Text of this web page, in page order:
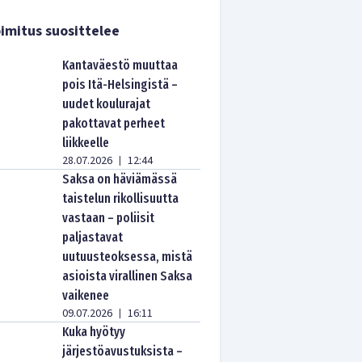
suosittelee
Kantaväestö muuttaa
pois Itä-Helsingistä –
uudet koulurajat
pakottavat perheet
liikkeelle
28.07.2026 | 12:44
Saksa on häviämässä
taistelun rikollisuutta
vastaan – poliisit
paljastavat
uutuusteoksessa, mistä
asioista virallinen Saksa
vaikenee
09.07.2026 | 16:11
Kuka hyötyy
järjestöavustuksista –